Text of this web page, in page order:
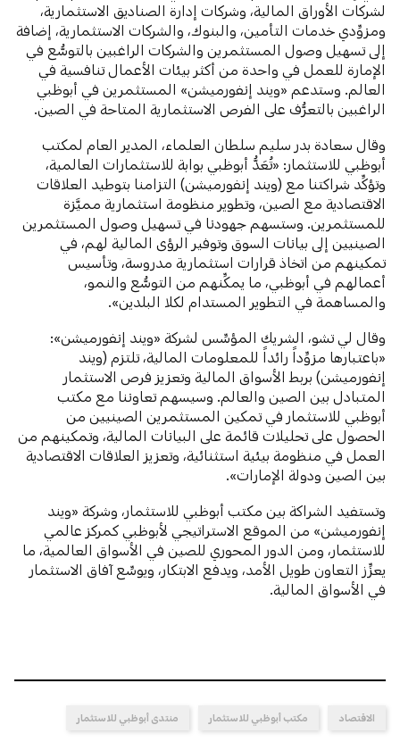
لشركات الأوراق المالية، وشركات إدارة الصناديق الاستثمارية،
ومزوِّدي خدمات التأمين، والبنوك، والشركات الاستثمارية، إضافة
إلى تسهيل وصول المستثمرين والشركات الراغبين بالتوسُّع في
الإمارة للعمل في واحدة من أكثر بيئات الأعمال تنافسية في
العالم. وستدعم «ويند إنفورميشن» المستثمرين في أبوظبي
الراغبين بالتعرُّف على الفرص الاستثمارية المتاحة في الصين.
وقال سعادة بدر سليم سلطان العلماء، المدير العام لمكتب
أبوظبي للاستثمار: «تُعَدُّ أبوظبي بوابة للاستثمارات العالمية،
وتؤكِّد شراكتنا مع (ويند إنفورميشن) التزامنا بتوطيد العلاقات
الاقتصادية مع الصين، وتطوير منظومة استثمارية مميَّزة
للمستثمرين. وستسهم جهودنا في تسهيل وصول المستثمرين
الصينيين إلى بيانات السوق وتوفير الرؤى المالية لهم، في
تمكينهم من اتخاذ قرارات استثمارية مدروسة، وتأسيس
أعمالهم في أبوظبي، ما يمكِّنهم من التوسُّع والنمو،
والمساهمة في التطوير المستدام لكلا البلدين».
وقال لي تشو، الشريك المؤسِّس لشركة «ويند إنفورميشن»:
«باعتبارها مزوِّداً رائداً للمعلومات المالية، تلتزم (ويند
إنفورميشن) بربط الأسواق المالية وتعزيز فرص الاستثمار
المتبادل بين الصين والعالم. وسيسهم تعاوننا مع مكتب
أبوظبي للاستثمار في تمكين المستثمرين الصينيين من
الحصول على تحليلات قائمة على البيانات المالية، وتمكينهم من
العمل في منظومة بيئية استثنائية، وتعزيز العلاقات الاقتصادية
بين الصين ودولة الإمارات».
وتستفيد الشراكة بين مكتب أبوظبي للاستثمار، وشركة «ويند
إنفورميشن» من الموقع الاستراتيجي لأبوظبي كمركز عالمي
للاستثمار، ومن الدور المحوري للصين في الأسواق العالمية، ما
يعزِّز التعاون طويل الأمد، ويدفع الابتكار، ويوسِّع آفاق الاستثمار
في الأسواق المالية.
الاقتصاد مكتب أبوظبي للاستثمار منتدى أبوظبي للاستثمار